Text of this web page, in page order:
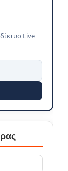
Live